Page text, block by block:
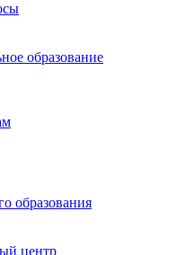
образование
образования
центр